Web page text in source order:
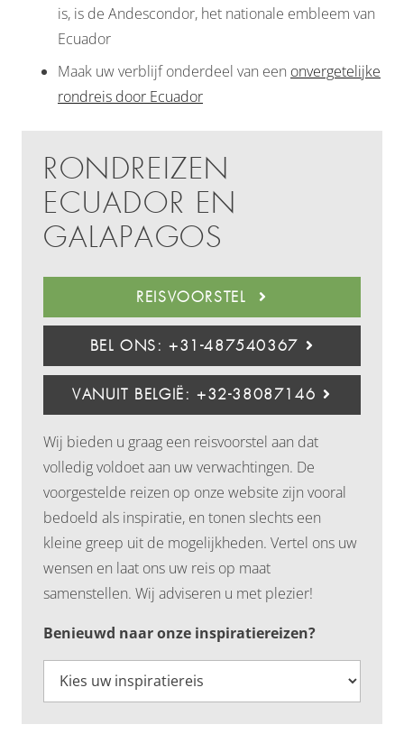
is, is de Andescondor, het nationale embleem van
Ecuador
Maak uw verblijf onderdeel van een onvergetelijke
rondreis door Ecuador
RONDREIZEN
ECUADOR EN
GALAPAGOS
REISVOORSTEL
BEL ONS: +31-487540367
VANUIT BELGIË: +32-38087146
Wij bieden u graag een reisvoorstel aan dat
volledig voldoet aan uw verwachtingen. De
voorgestelde reizen op onze website zijn vooral
bedoeld als inspiratie, en tonen slechts een
kleine greep uit de mogelijkheden. Vertel ons uw
wensen en laat ons uw reis op maat
samenstellen. Wij adviseren u met plezier!
Benieuwd naar onze inspiratiereizen?